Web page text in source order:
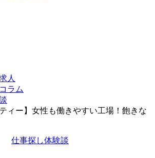
人
ラム
ィー】女性も働きやすい工場！飽きな
仕事探し体験談